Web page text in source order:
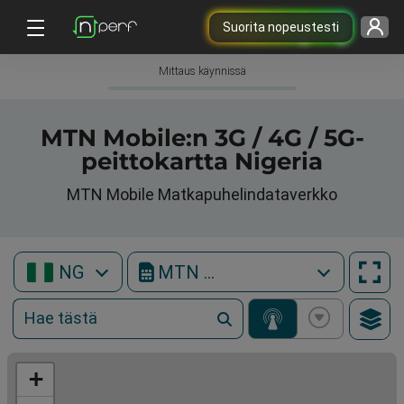
Suorita nopeustesti
Mittaus käynnissä
MTN Mobile:n 3G / 4G / 5G-
peittokartta Nigeria
MTN Mobile Matkapuhelindataverkko
NG MTN Mobile
+